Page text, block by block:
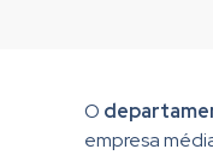
O
empresa